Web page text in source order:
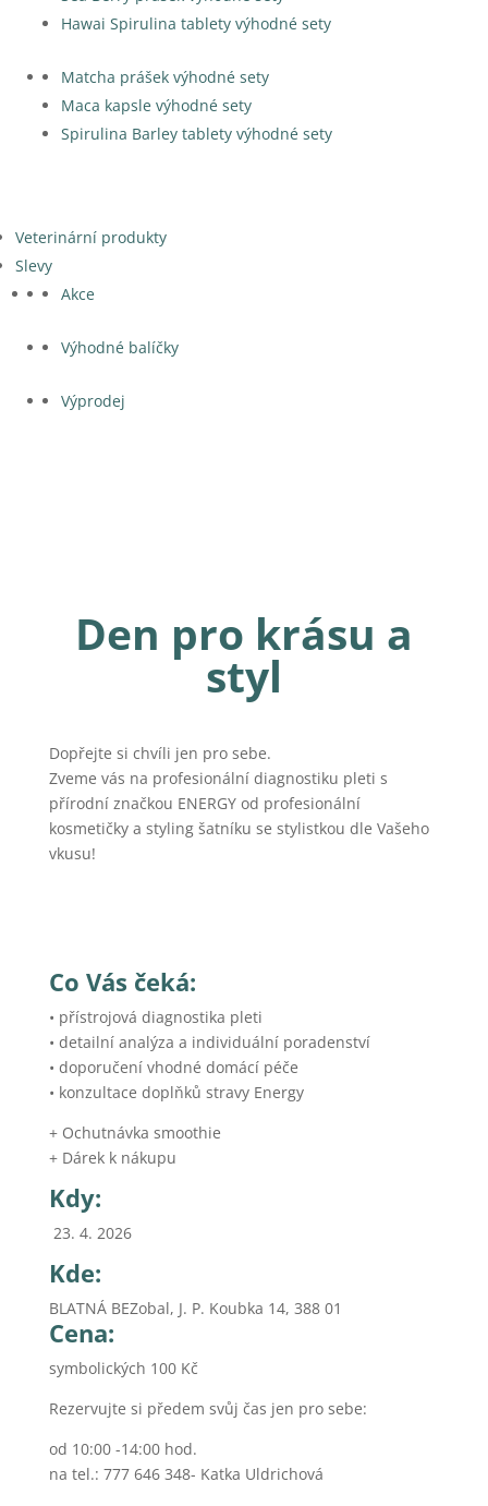
Hawai Spirulina tablety výhodné sety
Matcha prášek výhodné sety
Maca kapsle výhodné sety
Spirulina Barley tablety výhodné sety
Veterinární produkty
Slevy
Akce
Výhodné balíčky
Výprodej
Den pro krásu a
styl
Dopřejte si chvíli jen pro sebe.
Zveme vás na profesionální diagnostiku pleti s
přírodní značkou ENERGY od profesionální
kosmetičky a styling šatníku se stylistkou dle Vašeho
vkusu!
Co Vás čeká:
• přístrojová diagnostika pleti
• detailní analýza a individuální poradenství
• doporučení vhodné domácí péče
• konzultace doplňků stravy Energy
+ Ochutnávka smoothie
+ Dárek k nákupu
Kdy:
23. 4. 2026
Kde:
BLATNÁ BEZobal, J. P. Koubka 14, 388 01
Cena:
symbolických 100 Kč
Rezervujte si předem svůj čas jen pro sebe:
od 10:00 -14:00 hod.
na tel.: 777 646 348- Katka Uldrichová